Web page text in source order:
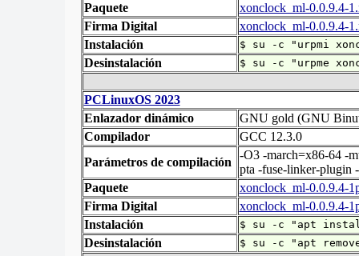
Paquete
xonclock_ml-0.0.9.4-
Firma Digital
xonclock_ml-0.0.9.4-
Instalación
$ su -c "urpmi
Desinstalación $ su -c "urpme
PCLinuxOS 2023
Enlazador dinámico
GNU gold (GNU
Compilador
GCC 12.3.0
Parámetros de compilación
-O3 -march=x86-64 -
pta -fuse-linker-plugin
Paquete
xonclock_ml-0.0.9.4-
Firma Digital
xonclock_ml-0.0.9.4-
Instalación
$ su -c "apt install
Desinstalación $ su -c "apt